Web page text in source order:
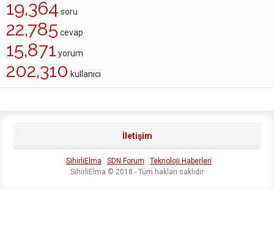
19,364 soru
22,785 cevap
15,871 yorum
202,310 kullanıcı
İletişim
SihirliElma SDN Forum
Teknoloji Haberleri
SihirliElma © 2018 - Tüm hakları saklıdır